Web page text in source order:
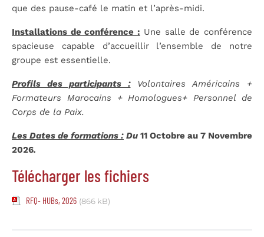
que des pause-café le matin et l’après-midi.
Installations de conférence : Une salle de conférence
spacieuse capable d’accueillir l’ensemble de notre
groupe est essentielle.
Profils des participants :
Volontaires Américains +
Formateurs Marocains + Homologues+ Personnel de
Corps de la Paix.
Les Dates de formations : Du 11 Octobre au 7 Novembre
2026.
Télécharger les fichiers
RFQ- HUBs, 2026 (866 kB)